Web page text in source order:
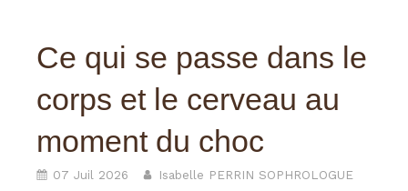
Ce qui se passe dans le
corps et le cerveau au
moment du choc
07 Juil 2026 Isabelle PERRIN SOPHROLOGUE